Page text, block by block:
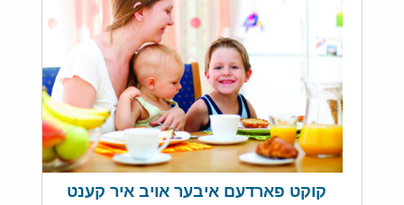
קוקט פארדעם איבער אויב איר קענט